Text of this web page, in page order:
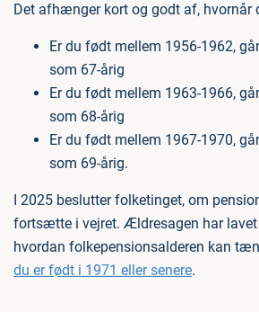
Det afhænger kort og godt af, hvornår
Er du født mellem 1956-1962,
som 67-årig
Er du født mellem 1963-1966,
som 68-årig
Er du født mellem 1967-1970,
som 69-årig.
I 2025 beslutter folketinget, om
fortsætte i vejret. Ældresagen har lavet
hvordan folkepensionsalderen kan
du er født i 1971 eller senere.